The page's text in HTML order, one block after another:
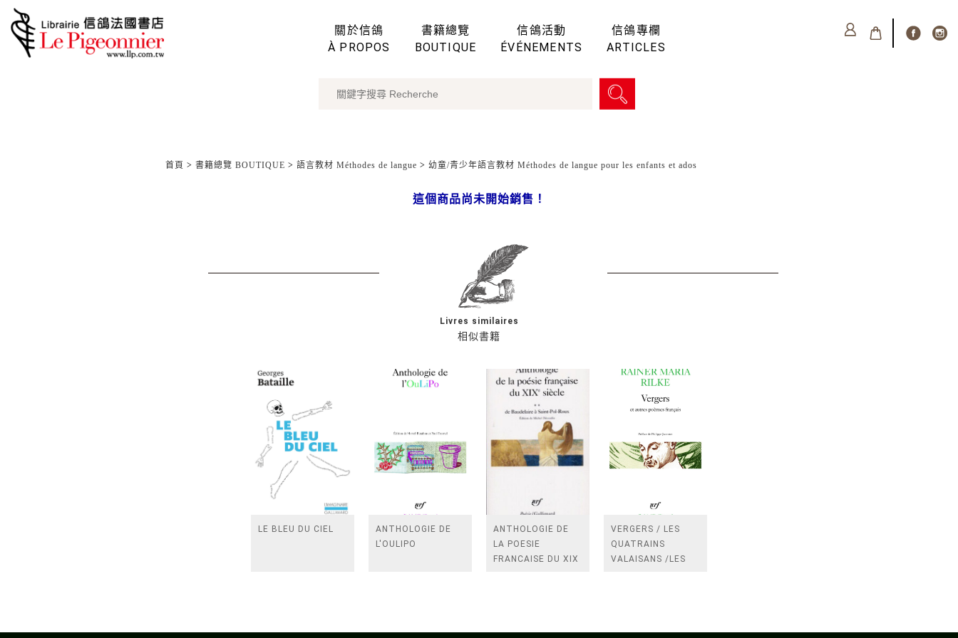
關於信鴿
À PROPOS
書籍總覽
BOUTIQUE
信鴿活動
ÉVÉNEMENTS
信鴿專欄
ARTICLES
首頁 > 書籍總覽 BOUTIQUE > 語言教材 Méthodes de langue > 幼童/青少年語言教材 Méthodes de langue pour les enfants et ados
這個商品尚未開始銷售！
相似書籍
Livres similaires
LE BLEU DU CIEL
ANTHOLOGIE DE
L'OULIPO
ANTHOLOGIE DE
LA POESIE
FRANCAISE DU XIX
VERGERS / LES
QUATRAINS
VALAISANS /LES